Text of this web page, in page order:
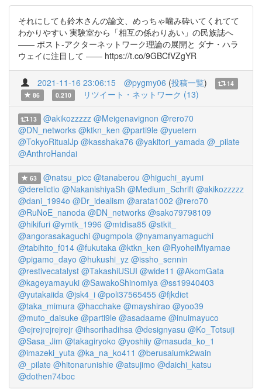
それにしても鈴木さんの論文、めっちゃ噛み砕いてくれてて
わかりやすい 実験室から「相互の係わりあい」の民族誌へ
―― ポスト‐アクターネットワーク理論の展開と ダナ・ハラ
ウェイに注目して ―― https://t.co/9GBCfVZgYR
2021-11-16 23:06:15 @pygmy06 (投稿一覧)
14
86
0.210 リツイート・ネットワーク (13)
13 @akikozzzzz @Meigenavignon @rero70
@DN_networks @ktkn_ken @parti9le @yuetern
@TokyoRitualJp @kasshaka76 @yakitori_yamada @_pilate
@AnthroHandai
63 @natsu_picc @tanaberou @higuchi_ayumi
@derelictio @NakanishiyaSh @Medium_Schrift @akikozzzzz
@dani_1994o @Dr_idealism @arata1002 @rero70
@RuNoE_nanoda @DN_networks @sako79798109
@hikifuri @ymtk_1996 @mtdisa85 @stkit_
@angorasakaguchi @ugmpola @nyamanyamaguchi
@tabihito_f014 @fukutaka @ktkn_ken @RyoheiMiyamae
@pigamo_dayo @hukushi_yz @issho_sennin
@restivecatalyst @TakashiUSUI @wide11 @AkomGata
@kageyamayuki @SawakoShinomiya @ss19940403
@yutakaiida @jsk4_i @poli37565455 @fjkdiet
@taka_mimura @hacchake @mayshirao @yoo39
@muto_daisuke @parti9le @asadaame @inuimayuco
@ejrejrejrejrejr @ihsorihadihsa @designyasu @Ko_Totsuji
@Sasa_Jim @takagiryoko @yoshiiy @masuda_ko_1
@imazeki_yuta @ka_na_ko411 @berusaiumk2wain
@_pilate @hitonarunishie @atsujimo @daichi_katsu
@dothen74boc